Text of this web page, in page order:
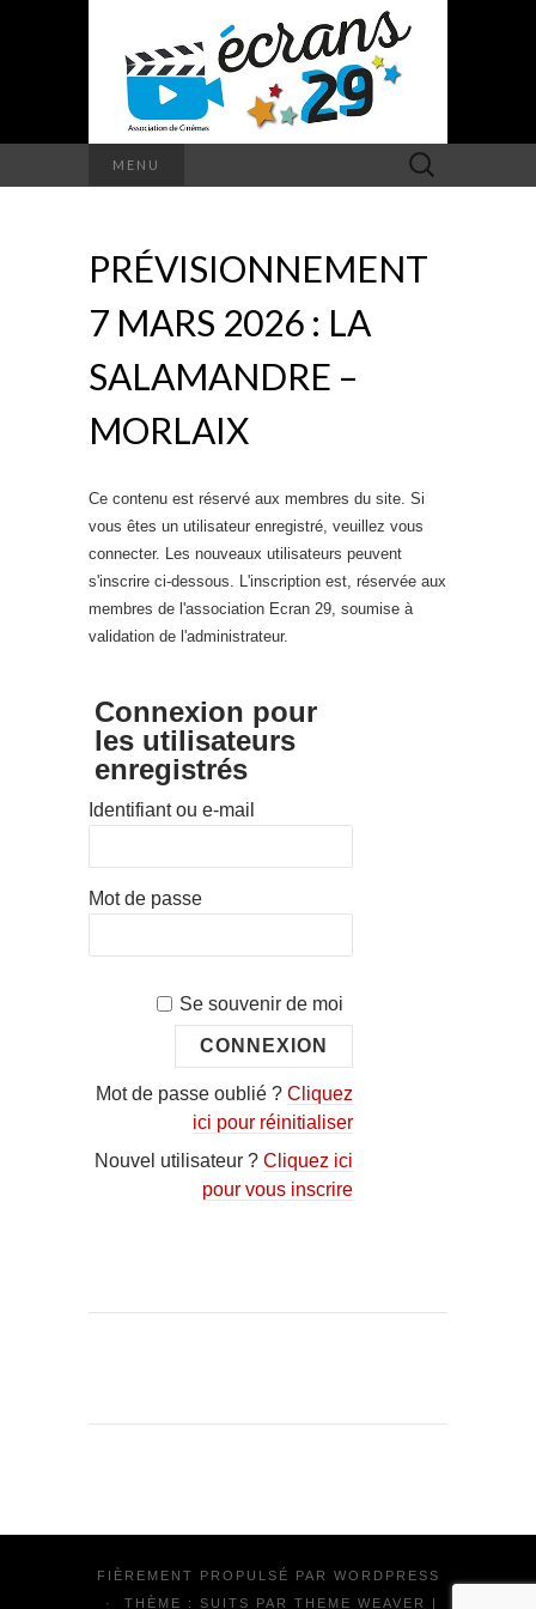
MENU Rechercher :
PRÉVISIONNEMENT
7 MARS 2026 : LA
SALAMANDRE –
MORLAIX
Ce contenu est réservé aux membres du site. Si
vous êtes un utilisateur enregistré, veuillez vous
connecter. Les nouveaux utilisateurs peuvent
s'inscrire ci-dessous. L'inscription est, réservée aux
membres de l'association Ecran 29, soumise à
validation de l'administrateur.
Connexion pour
les utilisateurs
enregistrés
Identifiant ou e-mail
Mot de passe
Se souvenir de moi
Mot de passe oublié ? Cliquez
ici pour réinitialiser
Nouvel utilisateur ? Cliquez ici
pour vous inscrire
FIÈREMENT PROPULSÉ PAR WORDPRESS
·
THÈME : SUITS PAR THEME WEAVER |